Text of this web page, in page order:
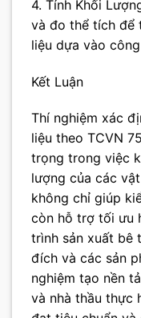
4. Tính Khối
và đo thể tích để
liệu dựa vào
Kết Luận
Thí nghiệm xác
liệu theo TCVN
trọng trong việc
lượng của các
không chỉ giúp
còn hỗ trợ tối ưu
trình sản xuất bê
đích và các sản
nghiệm tạo nền
và nhà thầu thực